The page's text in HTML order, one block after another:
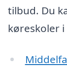
tilbud. Du
køreskoler